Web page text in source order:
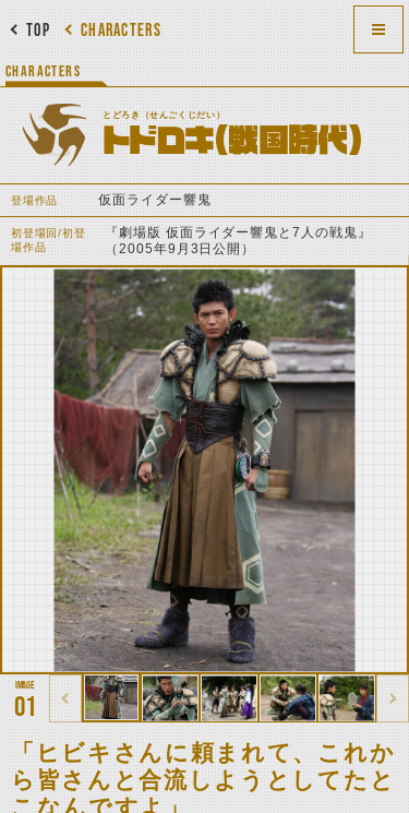
CHARACTERS
TOP
CHARACTERS
とどろき（せんごくじだい）
トドロキ（戦国時代）
登場作品 仮面ライダー響鬼
初登場回/初登
場作品
『劇場版 仮面ライダー響鬼と7人の戦鬼』
（2005年9月3日公開）
01
「ヒビキさんに頼まれて、これか
ら皆さんと合流しようとしてたと
こなんですよ」